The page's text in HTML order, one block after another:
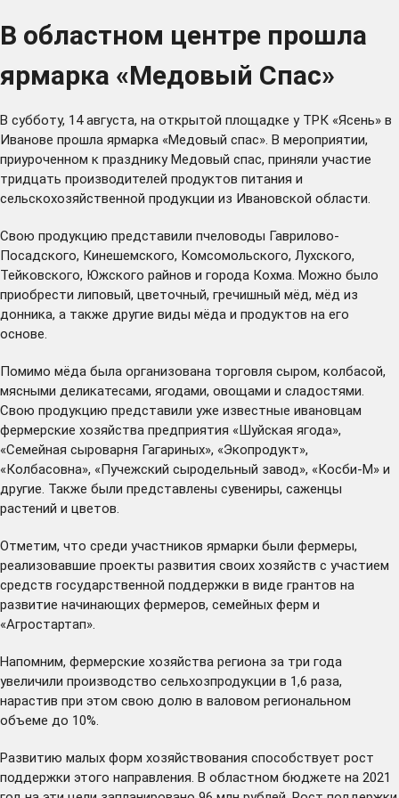
В областном центре прошла
ярмарка «Медовый Спас»
В субботу, 14 августа, на открытой площадке у ТРК «Ясень» в
Иванове прошла ярмарка «Медовый спас». В мероприятии,
приуроченном к празднику Медовый спас, приняли участие
тридцать производителей продуктов питания и
сельскохозяйственной продукции из Ивановской области.
Свою продукцию представили пчеловоды Гаврилово-
Посадского, Кинешемского, Комсомольского, Лухского,
Тейковского, Южского райнов и города Кохма. Можно было
приобрести липовый, цветочный, гречишный мёд, мёд из
донника, а также другие виды мёда и продуктов на его
основе.
Помимо мёда была организована торговля сыром, колбасой,
мясными деликатесами, ягодами, овощами и сладостями.
Свою продукцию представили уже известные ивановцам
фермерские хозяйства предприятия «Шуйская ягода»,
«Семейная сыроварня Гагариных», «Экопродукт»,
«Колбасовна», «Пучежский сыродельный завод», «Косби-М» и
другие. Также были представлены сувениры, саженцы
растений и цветов.
Отметим, что среди участников ярмарки были фермеры,
реализовавшие проекты развития своих хозяйств с участием
средств государственной поддержки в виде грантов на
развитие начинающих фермеров, семейных ферм и
«Агростартап».
Напомним, фермерские хозяйства региона за три года
увеличили производство сельхозпродукции в 1,6 раза,
нарастив при этом свою долю в валовом региональном
объеме до 10%.
Развитию малых форм хозяйствования способствует рост
поддержки этого направления. В областном бюджете на 2021